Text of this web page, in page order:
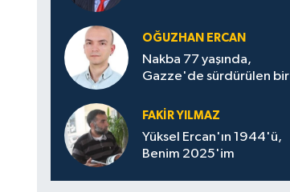
OĞUZHAN ERCAN
Nakba 77 yaşında,
Gazze'de sürdürülen bir
FAKİR YILMAZ
Yüksel Ercan'ın 1944'ü,
Benim 2025'im